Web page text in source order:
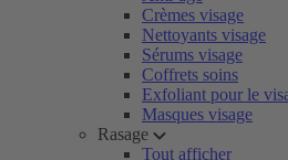
Crèmes visage
Nettoyants visage
Sérums visage
Coffrets soins
Exfoliant pour le
Masques visage
Rasage
Tout afficher